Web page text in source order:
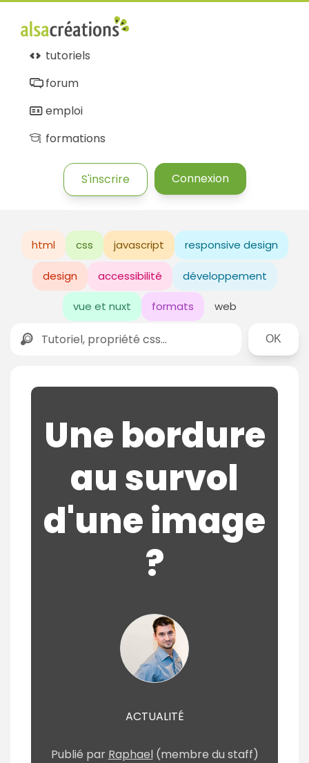
tutoriels
forum
emploi
formations
S'inscrire Connexion
html css javascript responsive design
design accessibilité développement
vue et nuxt formats web
Rechercher
Une bordure
au survol
d'une image
?
ACTUALITÉ
Publié par Raphael (membre du staff)